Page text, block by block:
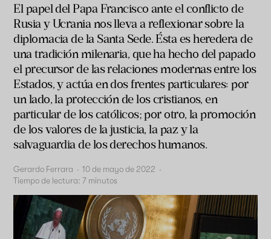
El papel del Papa Francisco ante el conflicto de
Rusia y Ucrania nos lleva a reflexionar sobre la
diplomacia de la Santa Sede. Ésta es heredera de
una tradición milenaria, que ha hecho del papado
el precursor de las relaciones modernas entre los
Estados, y actúa en dos frentes particulares: por
un lado, la protección de los cristianos, en
particular de los católicos; por otro, la promoción
de los valores de la justicia, la paz y la
salvaguardia de los derechos humanos.
Gerardo Ferrara · 10 de mayo de 2022 ·
Tiempo de lectura: 7 minutos